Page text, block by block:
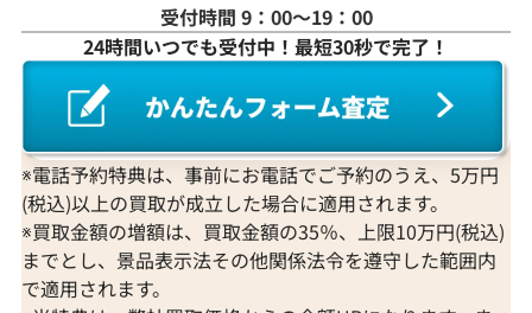
Pt･Pm900 サファイア・ダイヤモンド ピ
アス/イヤリング S1.63・D0.21・S1.79・
D0.21ct
参考買取価格
87,000円
2025年11月10日時点
Pt･Pm900 サフ
アス/イヤリン
0.28ct
参考買取価格
83,000 円
2025年9月10日
受付時間 9：00〜19：00
24時間いつでも受付中！最短30秒で完了！
※電話予約特典は、事前にお電話でご予約のうえ、5万円
(税込)以上の買取が成立した場合に適用されます。
※買取金額の増額は、買取金額の35％、上限10万円(税込)
までとし、景品表示法その他関係法令を遵守した範囲内
で適用されます。